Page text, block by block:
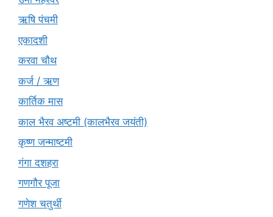
ऋषि पंचमी
एकादशी
करवा चौथ
कर्ज / ऋण
कार्तिक मास
काल भैरव अष्टमी (कालभैरव जयंती)
कृष्ण जन्माष्टमी
गंगा दशहरा
गणगौर पूजा
गणेश चतुर्थी